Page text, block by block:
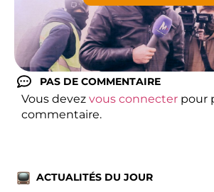
PAS DE COMMENTAIRE
Vous devez vous connecter pour
commentaire.
ACTUALITÉS DU JOUR